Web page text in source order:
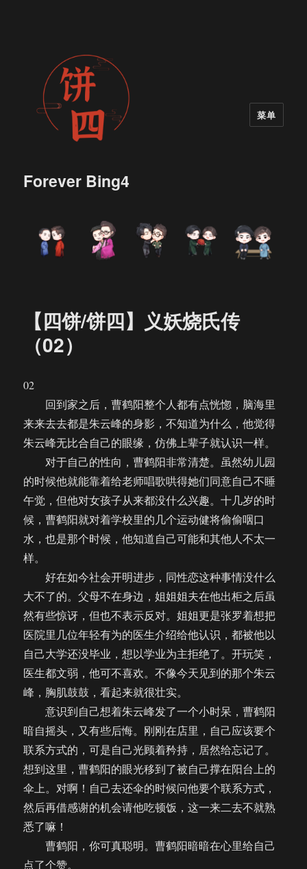
Forever Bing4
菜单
【四饼/饼四】义妖烧氏传
（02）
02
回到家之后，曹鹤阳整个人都有点恍惚，脑海里
来来去去都是朱云峰的身影，不知道为什么，他觉得
朱云峰无比合自己的眼缘，仿佛上辈子就认识一样。
对于自己的性向，曹鹤阳非常清楚。虽然幼儿园
的时候他就能靠着给老师唱歌哄得她们同意自己不睡
午觉，但他对女孩子从来都没什么兴趣。十几岁的时
候，曹鹤阳就对着学校里的几个运动健将偷偷咽口
水，也是那个时候，他知道自己可能和其他人不太一
样。
好在如今社会开明进步，同性恋这种事情没什么
大不了的。父母不在身边，姐姐姐夫在他出柜之后虽
然有些惊讶，但也不表示反对。姐姐更是张罗着想把
医院里几位年轻有为的医生介绍给他认识，都被他以
自己大学还没毕业，想以学业为主拒绝了。开玩笑，
医生都文弱，他可不喜欢。不像今天见到的那个朱云
峰，胸肌鼓鼓，看起来就很壮实。
意识到自己想着朱云峰发了一个小时呆，曹鹤阳
暗自摇头，又有些后悔。刚刚在店里，自己应该要个
联系方式的，可是自己光顾着矜持，居然给忘记了。
想到这里，曹鹤阳的眼光移到了被自己撑在阳台上的
伞上。对啊！自己去还伞的时候问他要个联系方式，
然后再借感谢的机会请他吃顿饭，这一来二去不就熟
悉了嘛！
曹鹤阳，你可真聪明。曹鹤阳暗暗在心里给自己
点了个赞。